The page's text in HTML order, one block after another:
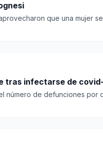
que una mujer
tras infectarse de
número de defunciones por